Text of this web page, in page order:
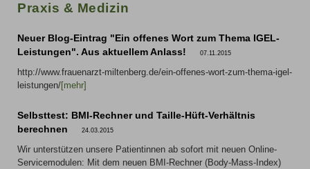
Praxis & Medizin
Neuer Blog-Eintrag "Ein offenes Wort zum Thema IGEL-
Leistungen". Aus aktuellem Anlass!
07.11.2015
http://www.frauenarzt-miltenberg.de/ein-offenes-wort-zum-thema-igel-
leistungen/[mehr]
Selbsttest: BMI-Rechner und Taille-Hüft-Verhältnis
berechnen
24.03.2015
Wir unterstützen unsere Patientinnen ab sofort mit neuen Online-
Servicemodulen: Mit dem neuen BMI-Rechner (Body-Mass-Index)